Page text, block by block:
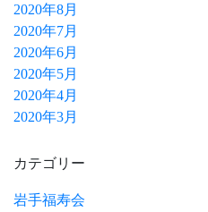
2020年8月
2020年7月
2020年6月
2020年5月
2020年4月
2020年3月
カテゴリー
岩手福寿会